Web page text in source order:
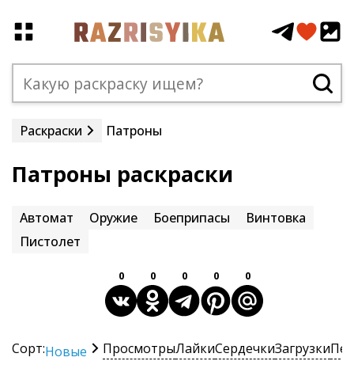
Раскраски Патроны
Патроны раскраски
Автомат Оружие Боеприпасы
Винтовка
Пистолет
0 0 0 0 0
Сорт:Новые ПросмотрыЛайкиСердечкиЗагрузки